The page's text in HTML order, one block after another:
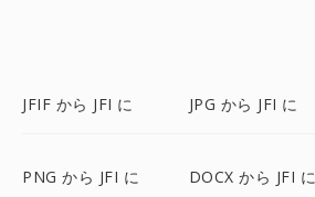
JFIF から JFI に JPG から JFI に
PNG から JFI に DOCX から JFI に